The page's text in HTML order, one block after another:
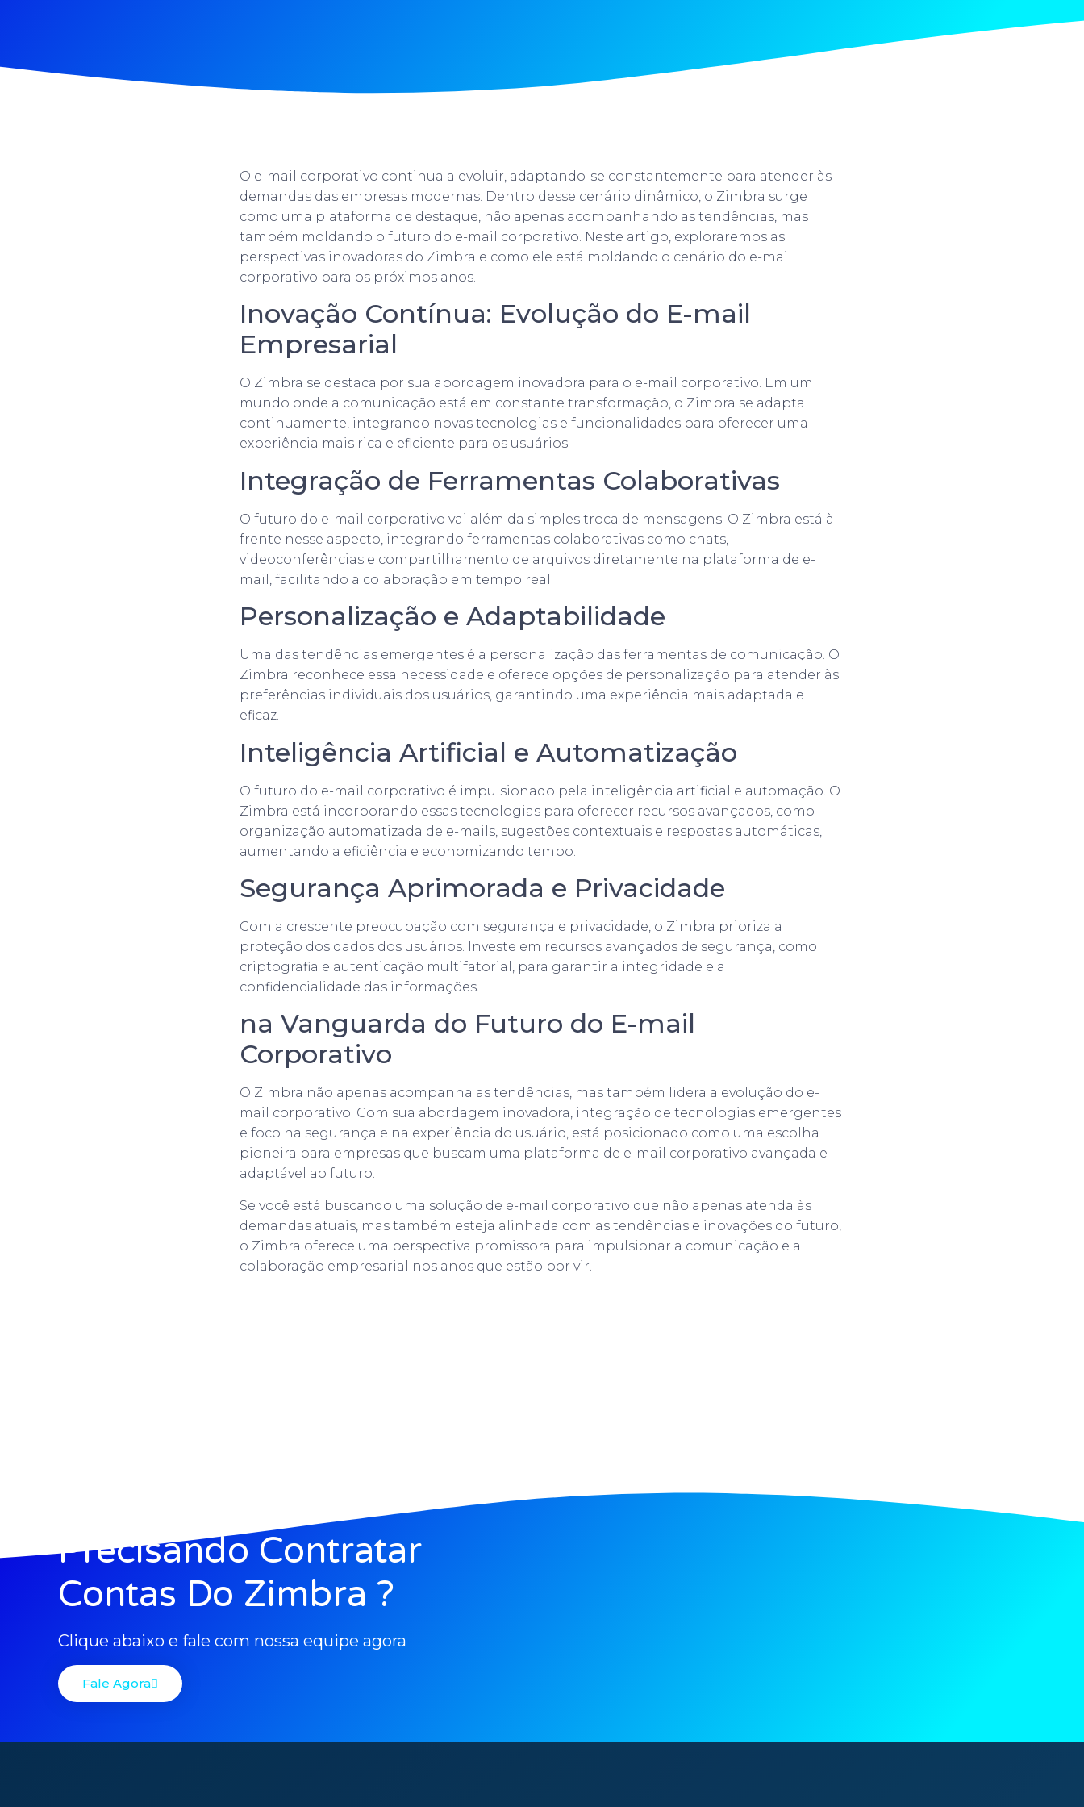
O e-mail corporativo continua a evoluir, adaptando-se constantemente para atender às
demandas das empresas modernas. Dentro desse cenário dinâmico, o Zimbra surge
como uma plataforma de destaque, não apenas acompanhando as tendências, mas
também moldando o futuro do e-mail corporativo. Neste artigo, exploraremos as
perspectivas inovadoras do Zimbra e como ele está moldando o cenário do e-mail
corporativo para os próximos anos.
Inovação Contínua: Evolução do E-mail
Empresarial
O Zimbra se destaca por sua abordagem inovadora para o e-mail corporativo. Em um
mundo onde a comunicação está em constante transformação, o Zimbra se adapta
continuamente, integrando novas tecnologias e funcionalidades para oferecer uma
experiência mais rica e eficiente para os usuários.
Integração de Ferramentas Colaborativas
O futuro do e-mail corporativo vai além da simples troca de mensagens. O Zimbra está à
frente nesse aspecto, integrando ferramentas colaborativas como chats,
videoconferências e compartilhamento de arquivos diretamente na plataforma de e-
mail, facilitando a colaboração em tempo real.
Personalização e Adaptabilidade
Uma das tendências emergentes é a personalização das ferramentas de comunicação. O
Zimbra reconhece essa necessidade e oferece opções de personalização para atender às
preferências individuais dos usuários, garantindo uma experiência mais adaptada e
eficaz.
Inteligência Artificial e Automatização
O futuro do e-mail corporativo é impulsionado pela inteligência artificial e automação. O
Zimbra está incorporando essas tecnologias para oferecer recursos avançados, como
organização automatizada de e-mails, sugestões contextuais e respostas automáticas,
aumentando a eficiência e economizando tempo.
Segurança Aprimorada e Privacidade
Com a crescente preocupação com segurança e privacidade, o Zimbra prioriza a
proteção dos dados dos usuários. Investe em recursos avançados de segurança, como
criptografia e autenticação multifatorial, para garantir a integridade e a
confidencialidade das informações.
na Vanguarda do Futuro do E-mail
Corporativo
O Zimbra não apenas acompanha as tendências, mas também lidera a evolução do e-
mail corporativo. Com sua abordagem inovadora, integração de tecnologias emergentes
e foco na segurança e na experiência do usuário, está posicionado como uma escolha
pioneira para empresas que buscam uma plataforma de e-mail corporativo avançada e
adaptável ao futuro.
Se você está buscando uma solução de e-mail corporativo que não apenas atenda às
demandas atuais, mas também esteja alinhada com as tendências e inovações do futuro,
o Zimbra oferece uma perspectiva promissora para impulsionar a comunicação e a
colaboração empresarial nos anos que estão por vir.
Precisando Contratar
Contas Do Zimbra ?
Clique abaixo e fale com nossa equipe agora
Fale Agora